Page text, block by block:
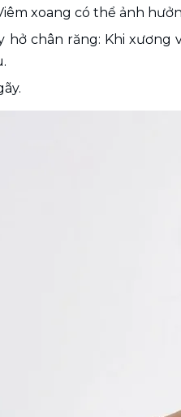
xoang có thể ảnh
hở chân răng: Khi xương